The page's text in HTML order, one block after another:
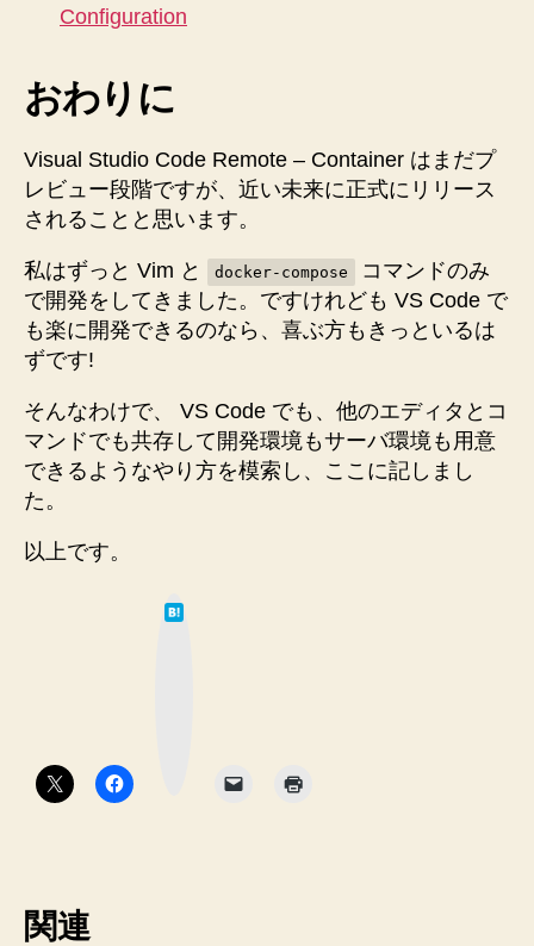
Configuration
おわりに
Visual Studio Code Remote – Container はまだプ
レビュー段階ですが、近い未来に正式にリリース
されることと思います。
私はずっと Vim と docker-compose
コマンドのみ
で開発をしてきました。ですけれども VS Code で
も楽に開発できるのなら、喜ぶ方もきっといるは
ずです!
そんなわけで、 VS Code でも、他のエディタとコ
マンドでも共存して開発環境もサーバ環境も用意
できるようなやり方を模索し、ここに記しまし
た。
以上です。
関連